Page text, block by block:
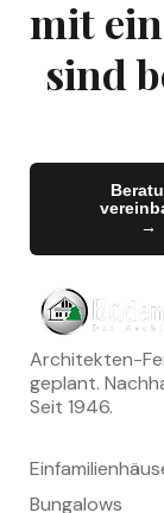
mit
sind
→
Architekten-
geplant.
Seit 1946.
Bungalows